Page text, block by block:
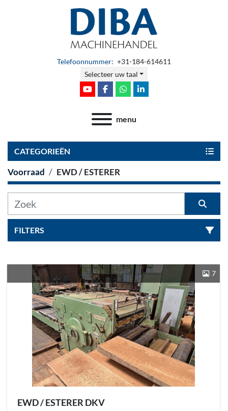
Telefoonnummer: +31-184-614611
Selecteer uw taal
youtubefacebookwhatsapplinkedin
menu
CATEGORIEËN
Voorraad EWD / ESTERER
FILTERS
7
EWD / ESTERER DKV